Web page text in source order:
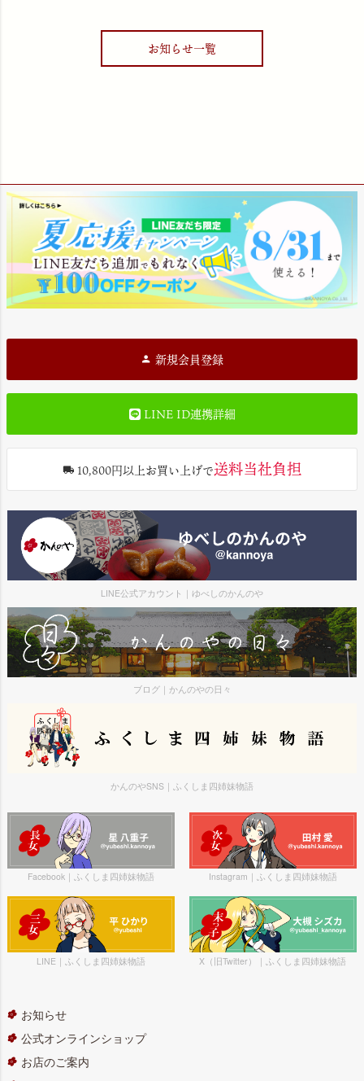
お知らせ一覧
新規会員登録
LINE ID連携詳細
10,800円以上お買い上げで送料当社負担
LINE公式アカウント｜ゆべしのかんのや
ブログ｜かんのやの日々
かんのやSNS｜ふくしま四姉妹物語
Facebook｜ふくしま四姉妹物語 Instagram｜ふくしま四姉妹物語
LINE｜ふくしま四姉妹物語 X（旧Twitter）｜ふくしま四姉妹物語
お知らせ
公式オンラインショップ
お店のご案内